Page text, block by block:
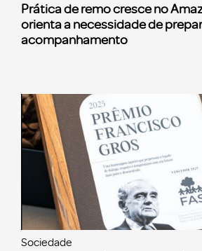
Prática de remo cresce no
orienta a necessidade de
acompanhamento
Sociedade